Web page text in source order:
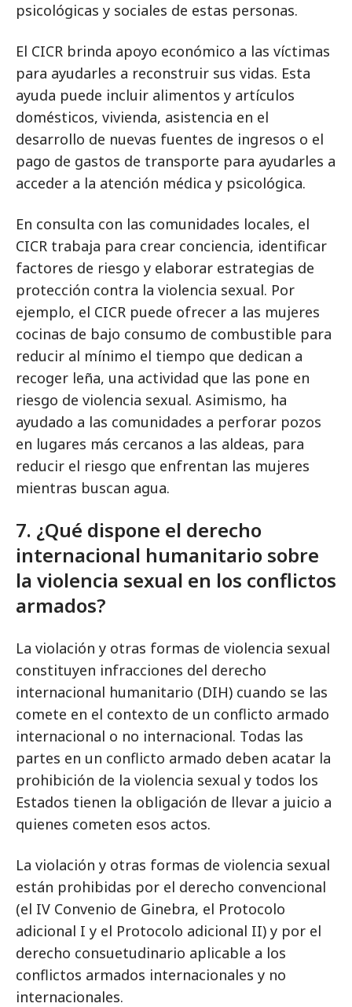
psicológicas y sociales de estas personas.
El CICR brinda apoyo económico a las víctimas
para ayudarles a reconstruir sus vidas. Esta
ayuda puede incluir alimentos y artículos
domésticos, vivienda, asistencia en el
desarrollo de nuevas fuentes de ingresos o el
pago de gastos de transporte para ayudarles a
acceder a la atención médica y psicológica.
En consulta con las comunidades locales, el
CICR trabaja para crear conciencia, identificar
factores de riesgo y elaborar estrategias de
protección contra la violencia sexual. Por
ejemplo, el CICR puede ofrecer a las mujeres
cocinas de bajo consumo de combustible para
reducir al mínimo el tiempo que dedican a
recoger leña, una actividad que las pone en
riesgo de violencia sexual. Asimismo, ha
ayudado a las comunidades a perforar pozos
en lugares más cercanos a las aldeas, para
reducir el riesgo que enfrentan las mujeres
mientras buscan agua.
7. ¿Qué dispone el derecho
internacional humanitario sobre
la violencia sexual en los conflictos
armados?
La violación y otras formas de violencia sexual
constituyen infracciones del derecho
internacional humanitario (DIH) cuando se las
comete en el contexto de un conflicto armado
internacional o no internacional. Todas las
partes en un conflicto armado deben acatar la
prohibición de la violencia sexual y todos los
Estados tienen la obligación de llevar a juicio a
quienes cometen esos actos.
La violación y otras formas de violencia sexual
están prohibidas por el derecho convencional
(el IV Convenio de Ginebra, el Protocolo
adicional I y el Protocolo adicional II) y por el
derecho consuetudinario aplicable a los
conflictos armados internacionales y no
internacionales.